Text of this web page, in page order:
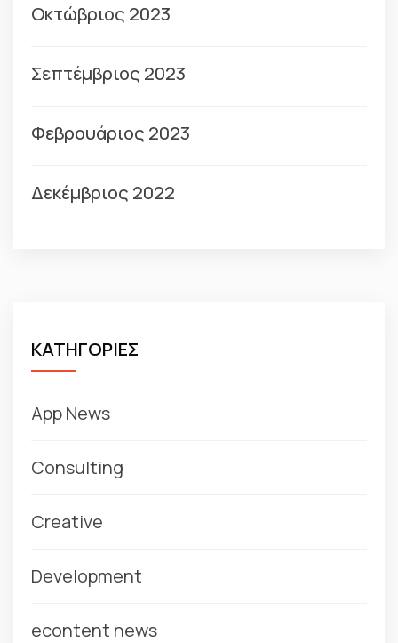
Οκτώβριος 2023
Σεπτέμβριος 2023
Φεβρουάριος 2023
Δεκέμβριος 2022
ΚΑΤΗΓΟΡΙΕΣ
App News
Consulting
Creative
Development
econtent news